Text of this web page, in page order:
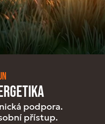
podpora.
přístup.